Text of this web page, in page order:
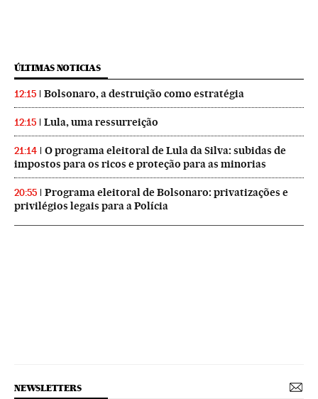
ÚLTIMAS NOTICIAS
12:15 Bolsonaro, a destruição como estratégia
12:15 Lula, uma ressurreição
21:14
O programa eleitoral de Lula da Silva: subidas de
impostos para os ricos e proteção para as minorias
20:55
Programa eleitoral de Bolsonaro: privatizações e
privilégios legais para a Polícia
NEWSLETTERS